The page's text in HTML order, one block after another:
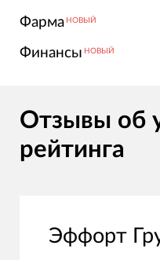
Фарма НОВЫЙ
Финансы НОВЫЙ
Отзывы об
рейтинга
Эффорт